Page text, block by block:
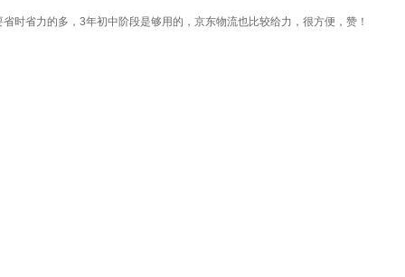
时省力的多，3年初中阶段是够用的，京东物流也比较给力，很方便，赞！